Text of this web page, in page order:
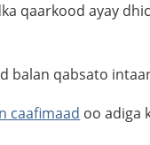
qaarkood ayay
balan qabsato
caafimaad oo adiga